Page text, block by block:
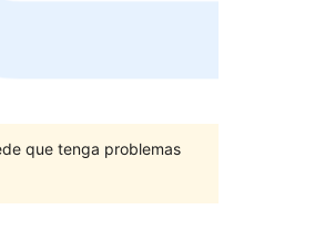
que tenga problemas